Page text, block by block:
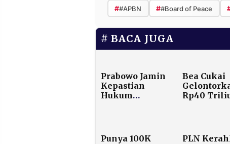
##APBN ##Board of Peace
BACA JUGA
Prabowo Jamin
Kepastian
Hukum
Forum Davos
Bea Cukai
Rp40
Punya 100K
PLN